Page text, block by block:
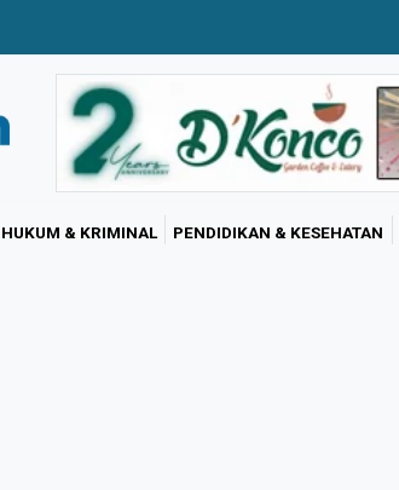
HUKUM & KRIMINAL PENDIDIKAN & KESEHATAN